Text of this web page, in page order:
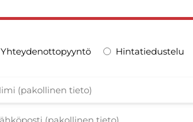
Yhteydenottopyyntö Hintatiedustelu